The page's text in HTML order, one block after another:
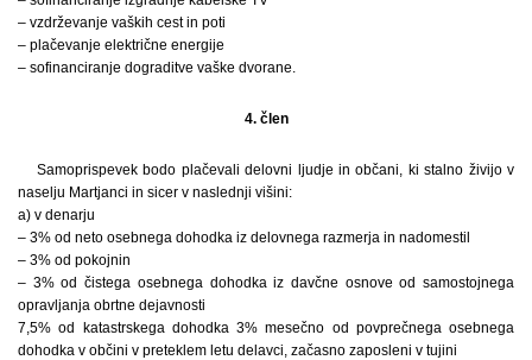
– vzdrževanje vaških cest in poti
– plačevanje električne energije
– sofinanciranje dograditve vaške dvorane.
4. člen
Samoprispevek bodo plačevali delovni ljudje in občani, ki stalno živijo v
naselju Martjanci in sicer v naslednji višini:
a) v denarju
– 3% od neto osebnega dohodka iz delovnega razmerja in nadomestil
– 3% od pokojnin
– 3% od čistega osebnega dohodka iz davčne osnove od samostojnega
opravljanja obrtne dejavnosti
7,5% od katastrskega dohodka 3% mesečno od povprečnega osebnega
dohodka v občini v preteklem letu delavci, začasno zaposleni v tujini